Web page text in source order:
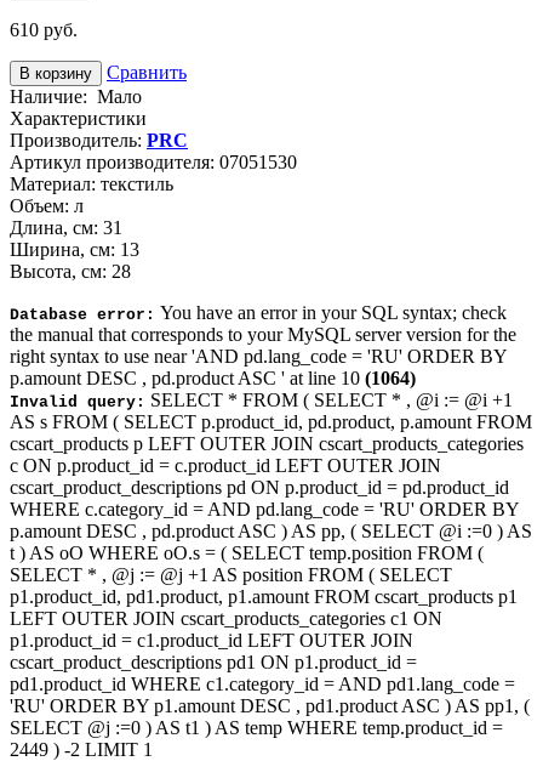
610 руб.
Сравнить
Наличие: Мало
Характеристики
Производитель: PRC
Артикул производителя: 07051530
Материал: текстиль
Объем: л
Длина, см: 31
Ширина, см: 13
Высота, см: 28
Database error: You have an error in your SQL syntax; check
the manual that corresponds to your MySQL server version for the
right syntax to use near 'AND pd.lang_code = 'RU' ORDER BY
p.amount DESC , pd.product ASC ' at line 10 (1064)
Invalid query: SELECT * FROM ( SELECT * , @i := @i +1
AS s FROM ( SELECT p.product_id, pd.product, p.amount FROM
cscart_products p LEFT OUTER JOIN cscart_products_categories
c ON p.product_id = c.product_id LEFT OUTER JOIN
cscart_product_descriptions pd ON p.product_id = pd.product_id
WHERE c.category_id = AND pd.lang_code = 'RU' ORDER BY
p.amount DESC , pd.product ASC ) AS pp, ( SELECT @i :=0 ) AS
t ) AS oO WHERE oO.s = ( SELECT temp.position FROM (
SELECT * , @j := @j +1 AS position FROM ( SELECT
p1.product_id, pd1.product, p1.amount FROM cscart_products p1
LEFT OUTER JOIN cscart_products_categories c1 ON
p1.product_id = c1.product_id LEFT OUTER JOIN
cscart_product_descriptions pd1 ON p1.product_id =
pd1.product_id WHERE c1.category_id = AND pd1.lang_code =
'RU' ORDER BY p1.amount DESC , pd1.product ASC ) AS pp1, (
SELECT @j :=0 ) AS t1 ) AS temp WHERE temp.product_id =
2449 ) -2 LIMIT 1